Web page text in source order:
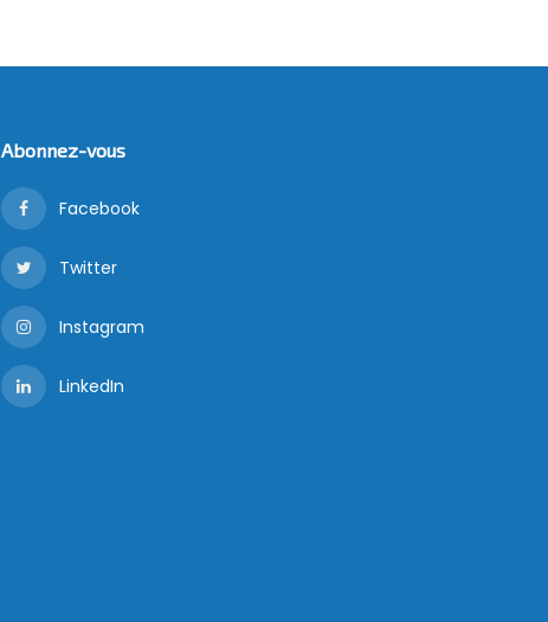
Abonnez-vous
Facebook
Twitter
Instagram
LinkedIn